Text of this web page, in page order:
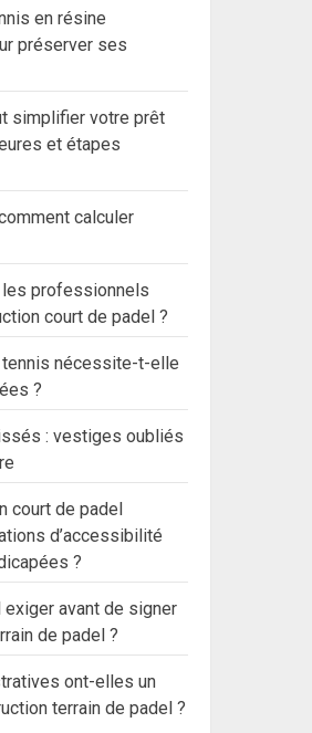
en résine
préserver ses
simplifier votre prêt
et étapes
calculer
professionnels
court de padel ?
tennis nécessite-t-elle
?
: vestiges oubliés
court de padel
d’accessibilité
?
avant de signer
de padel ?
ont-elles un
terrain de padel ?